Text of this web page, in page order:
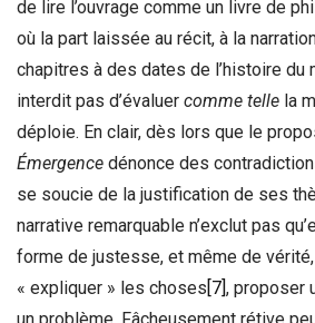
de lire l’ouvrage comme un livre de
où la part laissée au récit, à la
chapitres à des dates de l’histoire du
interdit pas d’évaluer comme telle la
déploie. En clair, dès lors que le
Émergence dénonce des
se soucie de la justification de ses
narrative remarquable n’exclut pas
forme de justesse, et même de
« expliquer » les choses [7] , proposer